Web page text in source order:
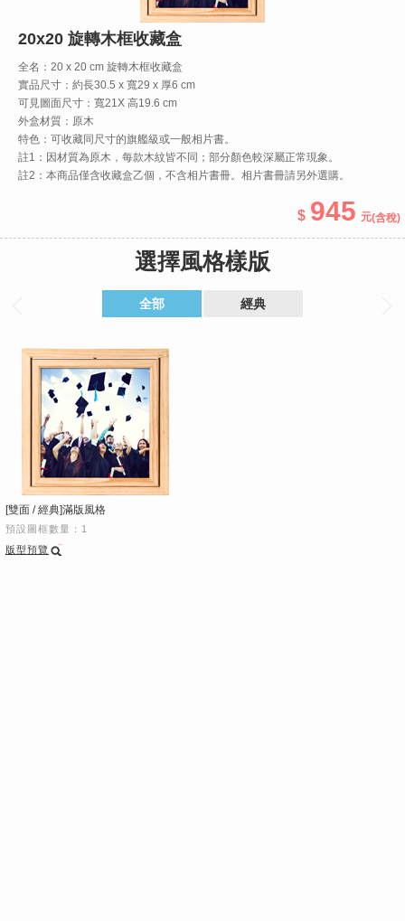
20x20 旋轉木框收藏盒
全名：20 x 20 cm 旋轉木框收藏盒
實品尺寸：約長30.5 x 寬29 x 厚6 cm
可見圖面尺寸：寬21X 高19.6 cm
外盒材質：原木
特色：可收藏同尺寸的旗艦級或一般相片書。
註1：因材質為原木，每款木紋皆不同；部分顏色較深屬正常現象。
註2：本商品僅含收藏盒乙個，不含相片書冊。相片書冊請另外選購。
945 (含稅)
選擇風格樣版
全部 經典
[雙面 / 經典]滿版風格
預設圖框數量：1
版型預覽